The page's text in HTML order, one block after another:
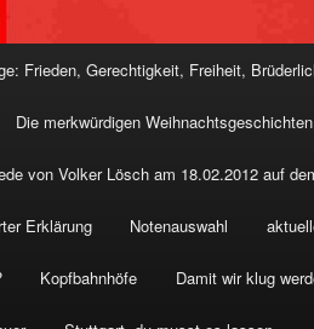
Frieden, Gerechtigkeit, Freiheit,
Die merkwürdigen
von Volker Lösch am 18.02.2012 auf
Erklärung Notenauswahl
Kopfbahnhöfe Damit wir klug